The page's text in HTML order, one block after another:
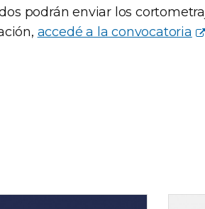
podrán enviar los
accedé a la convocatoria